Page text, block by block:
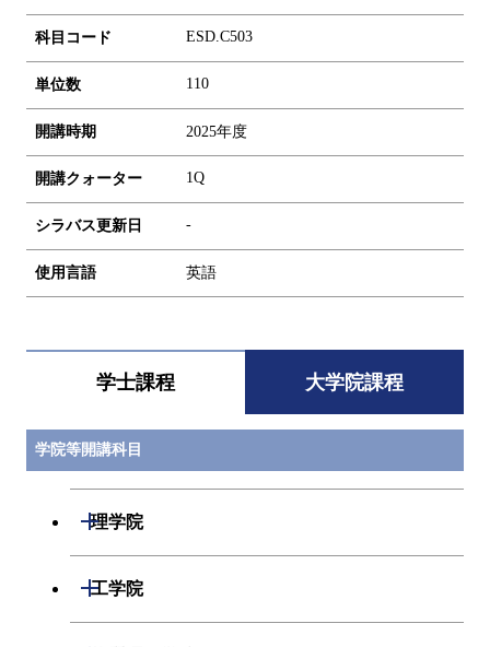
科目コード ESD.C503
単位数 1 10
開講時期 2025年度
開講クォーター 1Q
シラバス更新日 -
使用言語 英語
学士課程 大学院課程
学院等開講科目
理学院
開閉
工学院
開閉